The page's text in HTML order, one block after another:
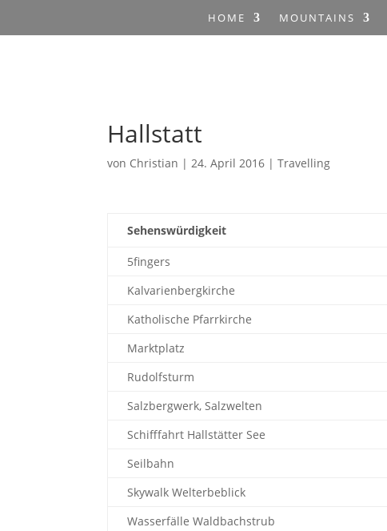
HOME MOUNTAINS
Hallstatt
von Christian |24. April 2016 |Travelling
Sehenswürdigkeit
5fingers
Kalvarienbergkirche
Katholische Pfarrkirche
Marktplatz
Rudolfsturm
Salzbergwerk, Salzwelten
Schifffahrt Hallstätter See
Seilbahn
Skywalk Welterbeblick
Wasserfälle Waldbachstrub